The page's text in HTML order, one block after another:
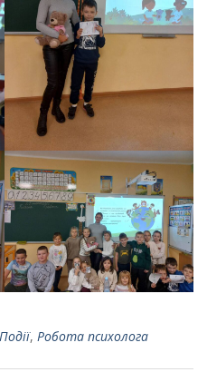
Події, Робота психолога